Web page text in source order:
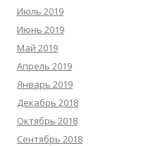
Июль 2019
Июнь 2019
Май 2019
Апрель 2019
Январь 2019
Декабрь 2018
Октябрь 2018
Сентябрь 2018